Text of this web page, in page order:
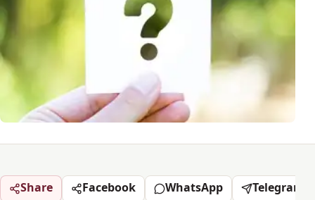
Share Facebook WhatsApp Telegram